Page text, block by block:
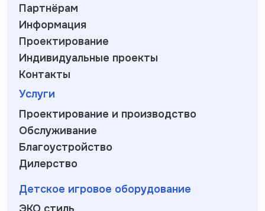
Партнёрам
Информация
Проектирование
Индивидуальные проекты
Контакты
Услуги
Проектирование и производство
Обслуживание
Благоустройство
Дилерство
Детское игровое оборудование